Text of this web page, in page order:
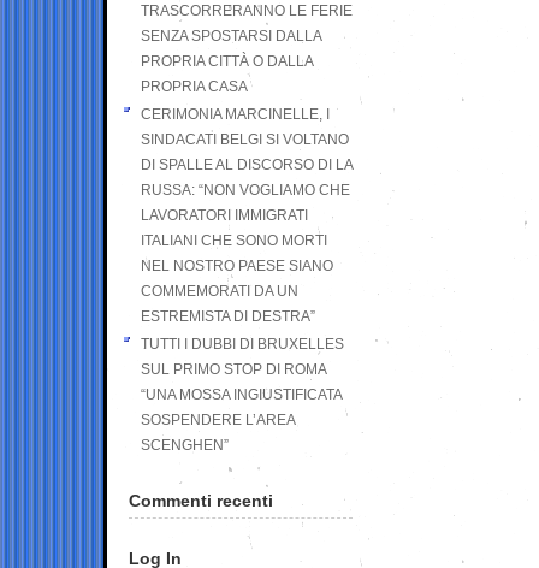
TRASCORRERANNO LE FERIE
SENZA SPOSTARSI DALLA
PROPRIA CITTÀ O DALLA
PROPRIA CASA
CERIMONIA MARCINELLE, I
SINDACATI BELGI SI VOLTANO
DI SPALLE AL DISCORSO DI LA
RUSSA: “NON VOGLIAMO CHE
LAVORATORI IMMIGRATI
ITALIANI CHE SONO MORTI
NEL NOSTRO PAESE SIANO
COMMEMORATI DA UN
ESTREMISTA DI DESTRA”
TUTTI I DUBBI DI BRUXELLES
SUL PRIMO STOP DI ROMA
“UNA MOSSA INGIUSTIFICATA
SOSPENDERE L’AREA
SCENGHEN”
Commenti recenti
Log In